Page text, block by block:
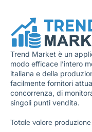
Trend Market è un
modo efficace l’intero
italiana e della
facilmente fornitori
concorrenza, di
singoli punti vendita.
Totale valore produzione